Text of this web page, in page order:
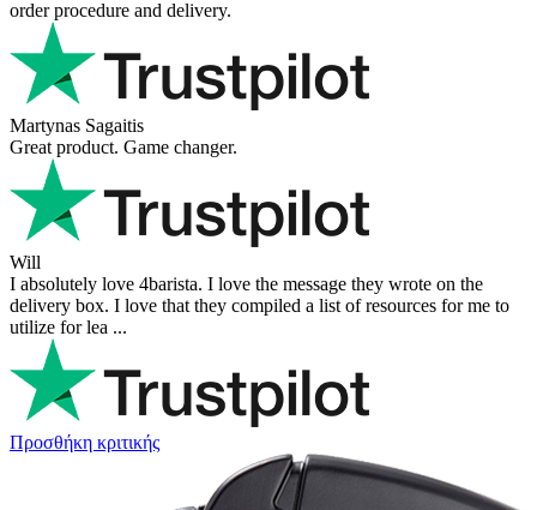
order procedure and delivery.
Martynas Sagaitis
Great product. Game changer.
Will
I absolutely love 4barista. I love the message they wrote on the
delivery box. I love that they compiled a list of resources for me to
utilize for lea ...
Προσθήκη κριτικής